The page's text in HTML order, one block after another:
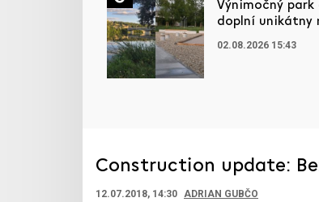
Výnimočný park
doplní unikátny
02.08.2026 15:43
Construction update:
12.07.2018, 14:30 ADRIAN GUBČO